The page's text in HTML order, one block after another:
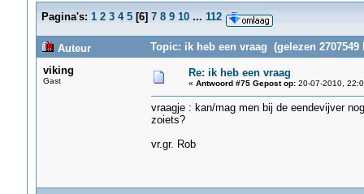
Pagina's: 1 2 3 4 5[6] 7 8 9 10 ... 112
Auteur
Topic: ik heb een vraag (gelezen 2707549
viking
Gast
Re: ik heb een vraag
« Antwoord #75 Gepost op:20-07-2010,
vraagje : kan/mag men bij de eendevijver
zoiets?
vr.gr. Rob